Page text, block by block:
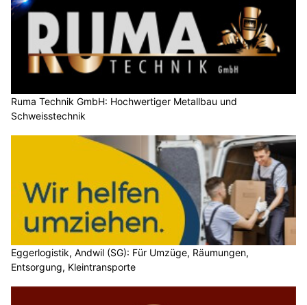
Ruma Technik GmbH: Hochwertiger Metallbau und
Schweisstechnik
Eggerlogistik, Andwil (SG): Für Umzüge, Räumungen,
Entsorgung, Kleintransporte